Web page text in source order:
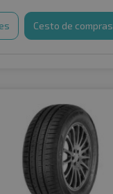
Cesto de compras